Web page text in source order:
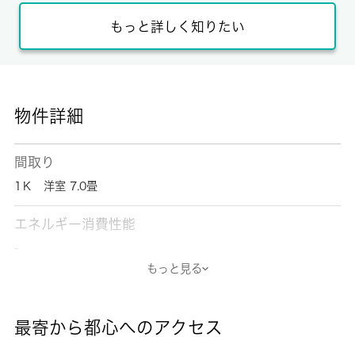
もっと詳しく知りたい
物件詳細
間取り
1Ｋ 洋室 7.0畳
エネルギー消費性能
-
もっと見る
最寄から都心へのアクセス